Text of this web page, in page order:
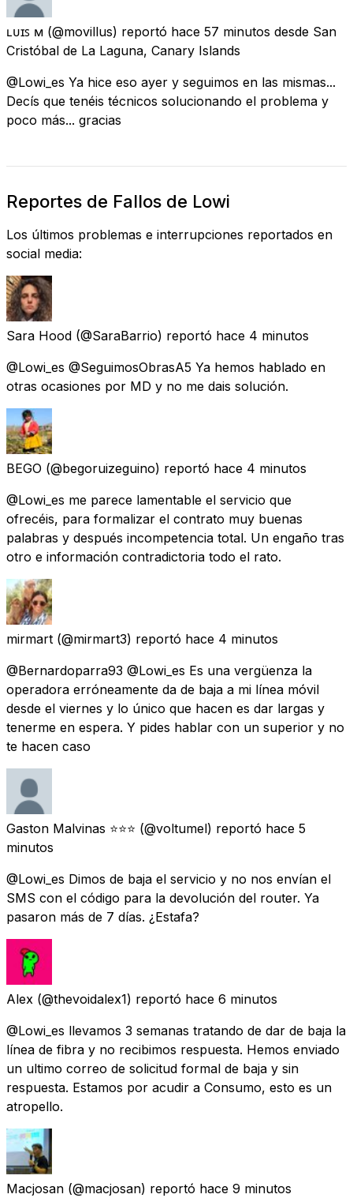
ʟᴜɪꜱ ᴍ (@movillus) reportó hace 57 minutos desde San
Cristóbal de La Laguna, Canary Islands
@Lowi_es Ya hice eso ayer y seguimos en las mismas...
Decís que tenéis técnicos solucionando el problema y
poco más... gracias
Reportes de Fallos de Lowi
Los últimos problemas e interrupciones reportados en
social media:
Sara Hood (@SaraBarrio) reportó hace 4 minutos
@Lowi_es @SeguimosObrasA5 Ya hemos hablado en
otras ocasiones por MD y no me dais solución.
BEGO (@begoruizeguino) reportó hace 4 minutos
@Lowi_es me parece lamentable el servicio que
ofrecéis, para formalizar el contrato muy buenas
palabras y después incompetencia total. Un engaño tras
otro e información contradictoria todo el rato.
mirmart (@mirmart3) reportó hace 4 minutos
@Bernardoparra93 @Lowi_es Es una vergüenza la
operadora erróneamente da de baja a mi línea móvil
desde el viernes y lo único que hacen es dar largas y
tenerme en espera. Y pides hablar con un superior y no
te hacen caso
Gaston Malvinas ⭐️⭐️⭐️ (@voltumel) reportó hace 5
minutos
@Lowi_es Dimos de baja el servicio y no nos envían el
SMS con el código para la devolución del router. Ya
pasaron más de 7 días. ¿Estafa?
Alex (@thevoidalex1) reportó hace 6 minutos
@Lowi_es llevamos 3 semanas tratando de dar de baja la
línea de fibra y no recibimos respuesta. Hemos enviado
un ultimo correo de solicitud formal de baja y sin
respuesta. Estamos por acudir a Consumo, esto es un
atropello.
Macjosan (@macjosan) reportó hace 9 minutos